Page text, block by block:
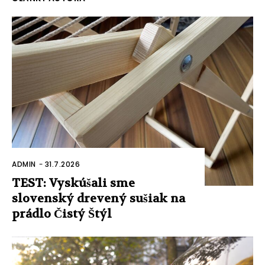
ADMIN - 31.7.2026
TEST: Vyskúšali sme
slovenský drevený sušiak na
prádlo Čistý Štýl